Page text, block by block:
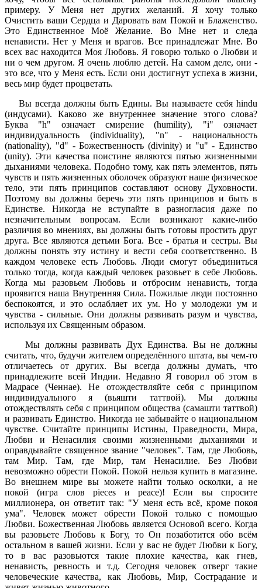
примеру. У Меня нет других желаний. Я хочу только
Очистить ваши Сердца и Даровать вам Покой и Блаженство.
Это Единственное Моё Желание. Во Мне нет и следа
ненависти. Нет у Меня и врагов. Все принадлежат Мне. Во
всех вас находится Моя Любовь. Я говорю только о Любви и
ни о чем другом. Я очень люблю детей. На самом деле, они -
это все, что у Меня есть. Если они достигнут успеха в жизни,
весь мир будет процветать.
Вы всегда должны быть Едины. Вы называете себя hindu
(индусами). Каково же внутреннее значение этого слова?
Буква "h" означает смирение (humility), "i" означает
индивидуальность (individuality), "n" - национальность
(nationality), "d" - Божественность (divinity) и "u" - Единство
(unity). Эти качества поистине являются пятью жизненными
дыханиями человека. Подобно тому, как пять элементов, пять
чувств и пять жизненных оболочек образуют наше физическое
тело, эти пять принципов составляют основу Духовности.
Поэтому вы должны беречь эти пять принципов и быть в
Единстве. Никогда не вступайте в разногласия даже по
незначительным вопросам. Если возникают какие-либо
различия во мнениях, вы должны быть готовы простить друг
друга. Все являются детьми Бога. Все - братья и сестры. Вы
должны понять эту истину и вести себя соответственно. В
каждом человеке есть Любовь. Люди смогут объединиться
только тогда, когда каждый человек разовьет в себе Любовь.
Когда мы разовьем Любовь и отбросим ненависть, тогда
проявится наша Внутренняя Сила. Пожилые люди постоянно
беспокоятся, и это ослабляет их ум. Но у молодежи ум и
чувства - сильные. Они должны развивать разум и чувства,
используя их Священным образом.
Мы должны развивать Дух Единства. Вы не должны
считать, что, будучи жителем определённого штата, вы чем-то
отличаетесь от других. Вы всегда должны думать, что
принадлежите всей Индии. Недавно Я говорил об этом в
Мадрасе (Ченнае). Не отождествляйте себя с принципом
индивидуального я (вьяшти таттвой). Мы должны
отождествлять себя с принципом общества (самашти таттвой)
и развивать Единство. Никогда не забывайте о национальном
чувстве. Считайте принципы Истины, Праведности, Мира,
Любви и Ненасилия своими жизненными дыханиями и
оправдывайте священное звание "человек". Там, где Любовь,
там Мир. Там, где Мир, там Ненасилие. Без Любви
невозможно обрести Покой. Покой нельзя купить в магазине.
Во внешнем мире вы можете найти только осколки, а не
покой (игра слов pieces и peace)! Если вы спросите
миллионера, он ответит так: "У меня есть всё, кроме покоя
ума". Человек может обрести Покой только с помощью
Любви. Божественная Любовь является Основой всего. Когда
вы разовьете Любовь к Богу, то Он позаботится обо всём
остальном в вашей жизни. Если у вас не будет Любви к Богу,
то в вас разовьются такие плохие качества, как гнев,
ненависть, ревность и т.д. Сегодня человек отверг такие
человеческие качества, как Любовь, Мир, Сострадание и